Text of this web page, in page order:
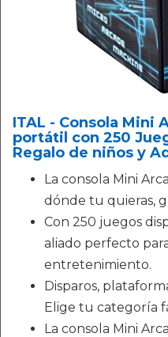
ITAL - Consola Mini
portátil con 250
Regalo de niños y
La consola Mini
dónde tu quieras,
Con 250 juegos
aliado perfecto
entretenimiento.
Disparos,
Elige tu categoría
La consola Mini